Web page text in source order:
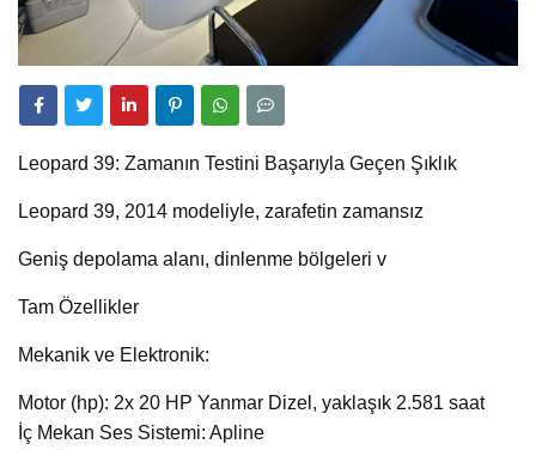
Leopard 39: Zamanın Testini Başarıyla Geçen Şıklık
Leopard 39, 2014 modeliyle, zarafetin zamansız
Geniş depolama alanı, dinlenme bölgeleri v
Tam Özellikler
Mekanik ve Elektronik:
Motor (hp): 2x 20 HP Yanmar Dizel, yaklaşık 2.581 saat
İç Mekan Ses Sistemi: Apline